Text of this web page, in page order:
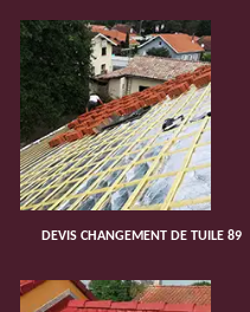
DEVIS CHANGEMENT DE TUILE 89